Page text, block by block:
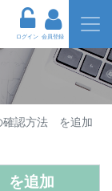
ログイン 会員登録
確認方法 を追加
を追加